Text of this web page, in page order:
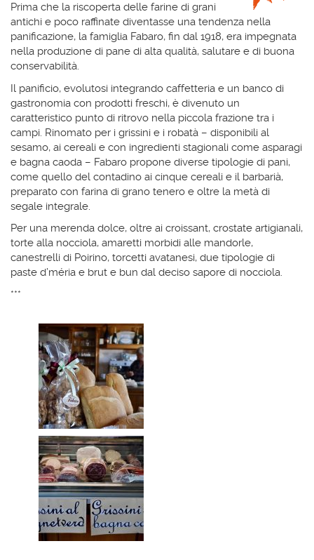
Prima che la riscoperta delle farine di grani
antichi e poco raffinate diventasse una tendenza nella
panificazione, la famiglia Fabaro, fin dal 1918, era impegnata
nella produzione di pane di alta qualità, salutare e di buona
conservabilità.
Il panificio, evolutosi integrando caffetteria e un banco di
gastronomia con prodotti freschi, è divenuto un
caratteristico punto di ritrovo nella piccola frazione tra i
campi. Rinomato per i grissini e i robatà – disponibili al
sesamo, ai cereali e con ingredienti stagionali come asparagi
e bagna caoda – Fabaro propone diverse tipologie di pani,
come quello del contadino ai cinque cereali e il barbarià,
preparato con farina di grano tenero e oltre la metà di
segale integrale.
Per una merenda dolce, oltre ai croissant, crostate artigianali,
torte alla nocciola, amaretti morbidi alle mandorle,
canestrelli di Poirino, torcetti avatanesi, due tipologie di
paste d’méria e brut e bun dal deciso sapore di nocciola.
***